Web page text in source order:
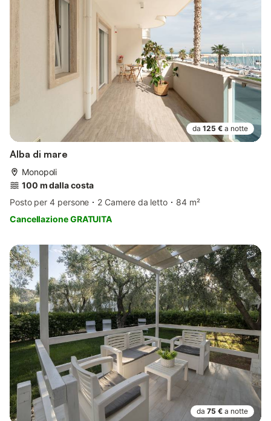
da 125 € a notte
Alba di mare
Monopoli
100 m dalla costa
Posto per 4 persone
2 Camere da letto
84 m²
Cancellazione GRATUITA
da 75 € a notte